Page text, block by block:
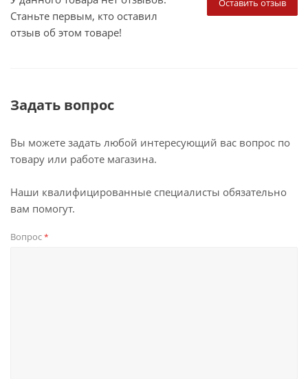
Оставить отзыв
Станьте первым, кто оставил
отзыв об этом товаре!
Задать вопрос
Вы можете задать любой интересующий вас вопрос по
товару или работе магазина.
Наши квалифицированные специалисты обязательно
вам помогут.
Вопрос*